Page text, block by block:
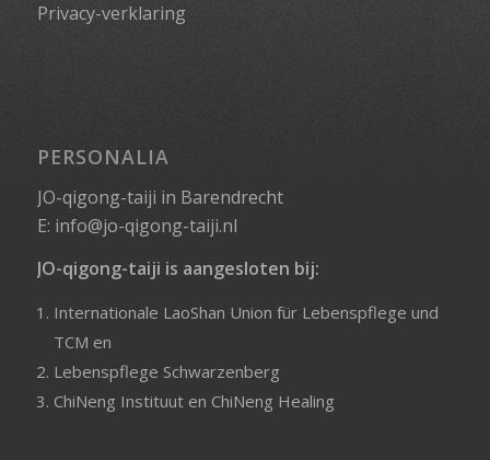
Privacy-verklaring
PERSONALIA
JO-qigong-taiji in Barendrecht
E: info@jo-qigong-taiji.nl
JO-qigong-taiji is aangesloten bij:
Internationale LaoShan Union für Lebenspflege und
TCM en
Lebenspflege Schwarzenberg
ChiNeng Instituuten ChiNeng Healing